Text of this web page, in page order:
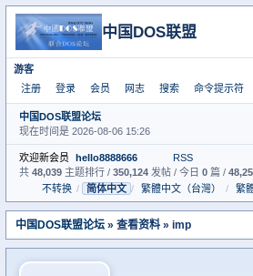
中国DOS联盟
游客
注册
登录 会员 网志 搜索 命令提示符
中国DOS联盟论坛
现在时间是 2026-08-06 15:26
欢迎新会员 hello8888666
RSS
共 48,039 主题排行 / 350,124 发帖 / 今日 0 篇 /
不转换 / 简体中文 / 繁體中文（台灣） / 繁
中国DOS联盟论坛 » 查看资料 » imp